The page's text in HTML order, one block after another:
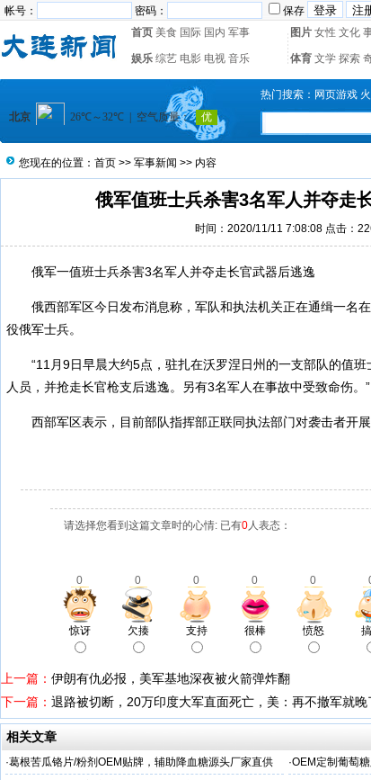
帐号： 密码： 保存
首页 美食 国际 国内 军事 图片 女性 文化
娱乐 综艺 电影 电视 音乐 体育 文学 探索
热门搜索： 网页游戏
您现在的位置： 首页 >> 军事新闻 >> 内容
俄军值班士兵杀害3名军人并夺走
时间：2020/11/11 7:08:08 点击：
俄军一值班士兵杀害3名军人并夺走长官武器后逃逸
俄西部军区今日发布消息称，军队和执法机关正在通缉一名
役俄军士兵。
“11月9日早晨大约5点，驻扎在沃罗涅日州的一支部队的值班
人员，并抢走长官枪支后逃逸。另有3名军人在事故中受致命伤。”
西部军区表示，目前部队指挥部正联同执法部门对袭击者开展
请选择您看到这篇文章时的心情: 已有0人表态：
0 0 0 0 0
惊讶 欠揍 支持 很棒 愤怒
上一篇： 伊朗有仇必报，美军基地深夜被火箭弹炸翻
下一篇： 退路被切断，20万印度大军直面死亡，美：再不撤军就晚
相关文章
·葛根苦瓜铬片/粉剂OEM贴牌，辅助降血糖源头厂家直供 ·OEM定制葡萄